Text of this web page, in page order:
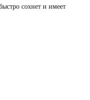
сохнет и имеет